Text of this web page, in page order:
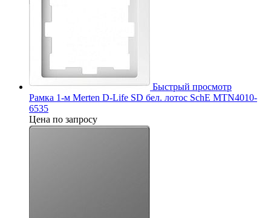
Быстрый просмотр
Рамка 1-м Merten D-Life SD бел. лотос SchE MTN4010-
6535
Цена по запросу